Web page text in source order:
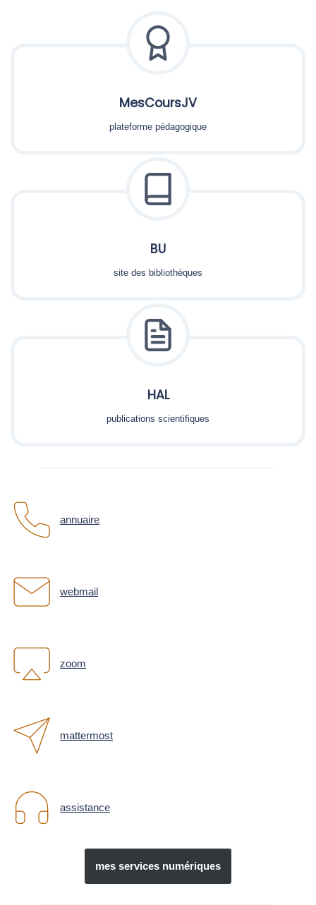
MesCoursJV
plateforme pédagogique
BU
site des bibliothèques
HAL
publications scientifiques
annuaire
webmail
zoom
mattermost
assistance
mes services numériques